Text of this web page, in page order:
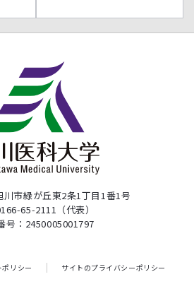
川市緑が丘東2条1丁目1番1号
65-2111（代表）
号：2450005001797
ポリシー サイトのプライバシーポリシー